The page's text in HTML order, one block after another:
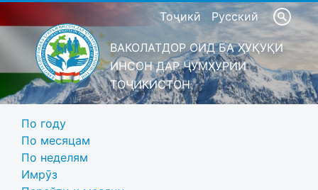
Тоҷикӣ Русский
ВАКОЛАТДОР ОИД БА ҲУҚУҚИ
ИНСОН ДАР ҶУМҲУРИИ
ТОҶИКИСТОН
По году
По месяцам
По неделям
Имрӯз